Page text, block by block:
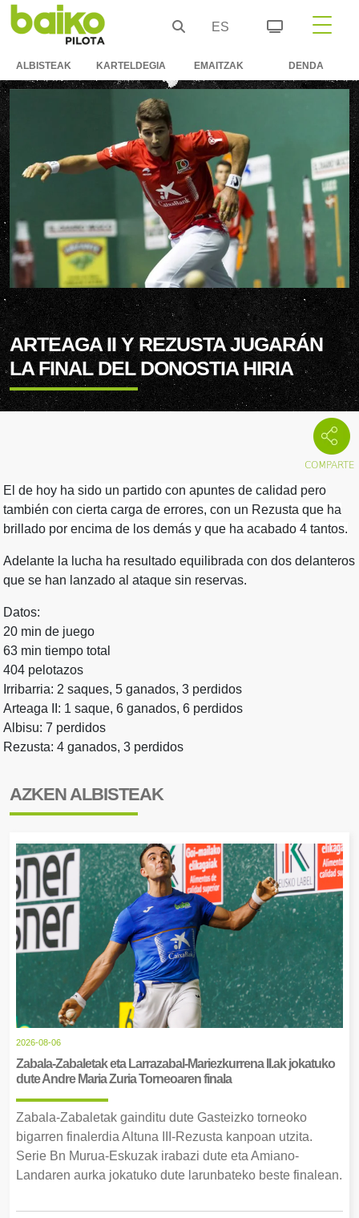
ES
ALBISTEAK KARTELDEGIA EMAITZAK DENDA
ARTEAGA II Y REZUSTA JUGARÁN
LA FINAL DEL DONOSTIA HIRIA
El de hoy ha sido un partido con apuntes de calidad pero
también con cierta carga de errores, con un Rezusta que ha
brillado por encima de los demás y que ha acabado 4 tantos.
Adelante la lucha ha resultado equilibrada con dos delanteros
que se han lanzado al ataque sin reservas.
Datos:
20 min de juego
63 min tiempo total
404 pelotazos
Irribarria: 2 saques, 5 ganados, 3 perdidos
Arteaga II: 1 saque, 6 ganados, 6 perdidos
Albisu: 7 perdidos
Rezusta: 4 ganados, 3 perdidos
AZKEN ALBISTEAK
2026-08-06
Zabala-Zabaletak eta Larrazabal-Mariezkurrena II.ak jokatuko
dute Andre Maria Zuria Torneoaren finala
Zabala-Zabaletak gainditu dute Gasteizko torneoko
bigarren finalerdia Altuna III-Rezusta kanpoan utzita.
Serie Bn Murua-Eskuzak irabazi dute eta Amiano-
Landaren aurka jokatuko dute larunbateko beste finalean.